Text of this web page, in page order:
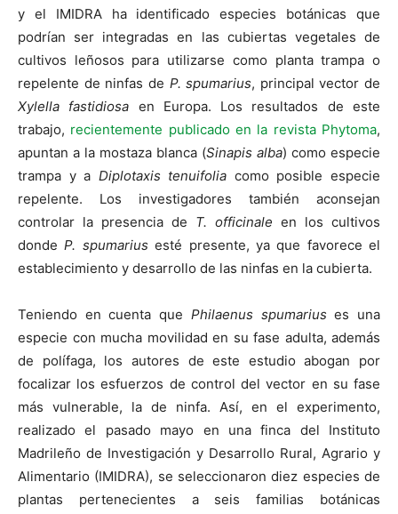
y el IMIDRA ha identificado especies botánicas que
podrían ser integradas en las cubiertas vegetales de
cultivos leñosos para utilizarse como planta trampa o
repelente de ninfas de P. spumarius, principal vector de
Xylella fastidiosa en Europa. Los resultados de este
trabajo, recientemente publicado en la revista Phytoma,
apuntan a la mostaza blanca (Sinapis alba) como especie
trampa y a Diplotaxis tenuifolia como posible especie
repelente. Los investigadores también aconsejan
controlar la presencia de T. officinale en los cultivos
dondeP. spumarius esté presente, ya que favorece el
establecimiento y desarrollo de las ninfas en la cubierta.
Teniendo en cuenta que Philaenus spumarius es una
especie con mucha movilidad en su fase adulta, además
de polífaga, los autores de este estudio abogan por
focalizar los esfuerzos de control del vector en su fase
más vulnerable, la de ninfa. Así, en el experimento,
realizado el pasado mayo en una finca del Instituto
Madrileño de Investigación y Desarrollo Rural, Agrario y
Alimentario (IMIDRA), se seleccionaron diez especies de
plantas pertenecientes a seis familias botánicas